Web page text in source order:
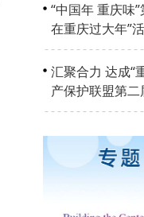
“中国年 重庆味
在重庆过大年”
汇聚合力 达成“
产保护联盟第